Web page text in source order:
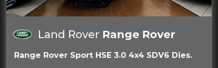
Land Rover Range Rover
Range Rover Sport HSE 3.0 4x4 SDV6 Dies.